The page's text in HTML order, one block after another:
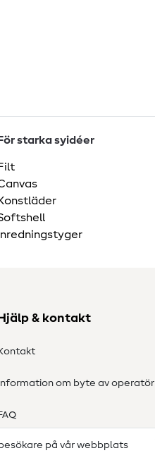
För starka syidéer
Inredningstyger
Hjälp & kontakt
Information om byte av operatör
på vår webbplats